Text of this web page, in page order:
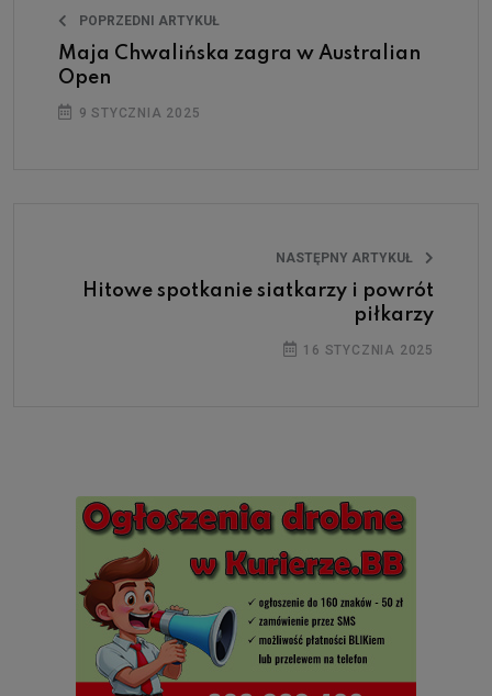
POPRZEDNI ARTYKUŁ
Maja Chwalińska zagra w Australian
Open
9 STYCZNIA 2025
NASTĘPNY ARTYKUŁ
Hitowe spotkanie siatkarzy i powrót
piłkarzy
16 STYCZNIA 2025